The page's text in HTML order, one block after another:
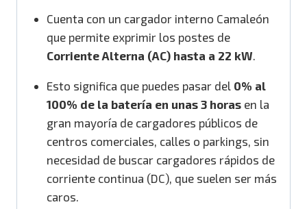
Cuenta con un cargador interno Camaleón
que permite exprimir los postes de
Corriente Alterna (AC) hasta a 22 kW
Esto significa que puedes pasar del 0% al
100% de la batería en unas 3 horasen la
gran mayoría de cargadores públicos de
centros comerciales, calles o parkings, sin
necesidad de buscar cargadores rápidos de
corriente continua (DC), que suelen ser más
caros.